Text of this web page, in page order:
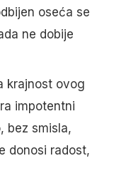
oseća se
ne dobije
krajnost ovog
impotentni
bez smisla,
donosi radost,